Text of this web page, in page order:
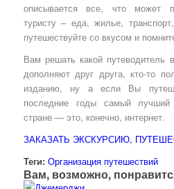
описывается все, что может
туристу – еда, жилье,
путешествуйте со вкусом и
Вам решать какой путеводитель
дополняют друг друга, кто-то
изданию, ну а если Вы
последние годы самый
стране — это, конечно, интернет.
ЗАКАЗАТЬ ЭКСКУРСИЮ,
Теги: Организация путешествий
Вам, возможно,